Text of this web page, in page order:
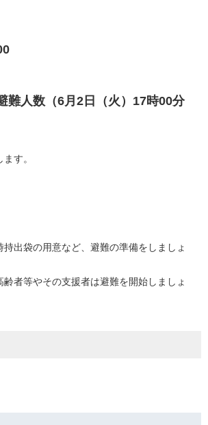
難人数（6月2日（火）17時00分
す。
出袋の用意など、避難の準備をしましょ
者等やその支援者は避難を開始しましょ